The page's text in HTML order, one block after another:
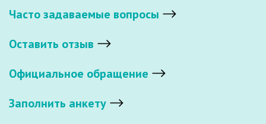
Часто задаваемые вопросы
Оставить отзыв
Официальное обращение
Заполнить анкету